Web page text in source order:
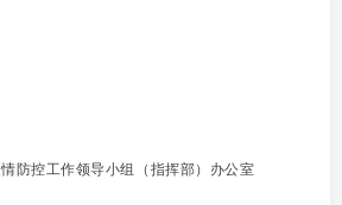
防控工作领导小组（指挥部）办公室